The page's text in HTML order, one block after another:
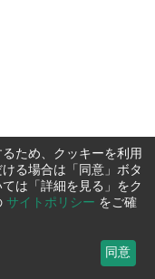
ため、クッキーを利用
る場合は「同意」ボタ
は「詳細を見る」をク
サイトポリシー をご確
同意